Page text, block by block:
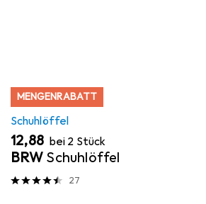
MENGENRABATT
Schuhlöffel
EUR
12,88 bei 2 Stück
BRW Schuhlöffel
27